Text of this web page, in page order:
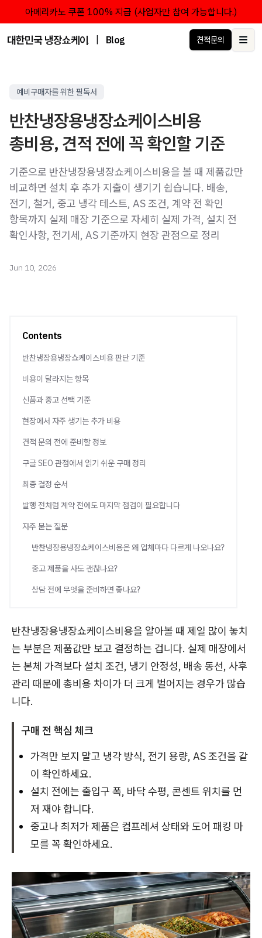
아메리카노 쿠폰 100% 지급 (사업자만 참여 가능합니다.)
대한민국 냉장쇼케이스 점유율 1위 브랜드 한성쇼케이스
Blog 견적문의
예비구매자를 위한 필독서
반찬냉장용냉장쇼케이스비용
총비용, 견적 전에 꼭 확인할 기준
기준으로 반찬냉장용냉장쇼케이스비용을 볼 때 제품값만
비교하면 설치 후 추가 지출이 생기기 쉽습니다. 배송,
전기, 철거, 중고 냉각 테스트, AS 조건, 계약 전 확인
항목까지 실제 매장 기준으로 자세히 실제 가격, 설치 전
확인사항, 전기세, AS 기준까지 현장 관점으로 정리
Jun 10, 2026
Contents
반찬냉장용냉장쇼케이스비용 판단 기준
비용이 달라지는 항목
신품과 중고 선택 기준
현장에서 자주 생기는 추가 비용
견적 문의 전에 준비할 정보
구글 SEO 관점에서 읽기 쉬운 구매 정리
최종 결정 순서
발행 전처럼 계약 전에도 마지막 점검이 필요합니다
자주 묻는 질문
반찬냉장용냉장쇼케이스비용은 왜 업체마다 다르게 나오나요?
중고 제품을 사도 괜찮나요?
상담 전에 무엇을 준비하면 좋나요?
반찬냉장용냉장쇼케이스비용을 알아볼 때 제일 많이 놓치
는 부분은 제품값만 보고 결정하는 겁니다. 실제 매장에서
는 본체 가격보다 설치 조건, 냉기 안정성, 배송 동선, 사후
관리 때문에 총비용 차이가 더 크게 벌어지는 경우가 많습
니다.
구매 전 핵심 체크
가격만 보지 말고 냉각 방식, 전기 용량, AS 조건을 같
이 확인하세요.
설치 전에는 출입구 폭, 바닥 수평, 콘센트 위치를 먼
저 재야 합니다.
중고나 최저가 제품은 컴프레셔 상태와 도어 패킹 마
모를 꼭 확인하세요.